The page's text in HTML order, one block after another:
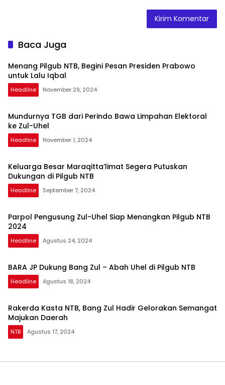
Baca Juga
Menang Pilgub NTB, Begini Pesan Presiden Prabowo
untuk Lalu Iqbal
Headline November 29, 2024
Mundurnya TGB dari Perindo Bawa Limpahan Elektoral
ke Zul-Uhel
Headline November 1, 2024
Keluarga Besar Maraqitta’limat Segera Putuskan
Dukungan di Pilgub NTB
Headline September 7, 2024
Parpol Pengusung Zul-Uhel Siap Menangkan Pilgub NTB
2024
Headline Agustus 24, 2024
BARA JP Dukung Bang Zul – Abah Uhel di Pilgub NTB
Headline Agustus 18, 2024
Rakerda Kasta NTB, Bang Zul Hadir Gelorakan Semangat
Majukan Daerah
NTB Agustus 17, 2024